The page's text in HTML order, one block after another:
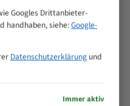
Googles Drittanbieter-
handhaben, siehe:Google-
Datenschutzerklärungund
Immer aktiv